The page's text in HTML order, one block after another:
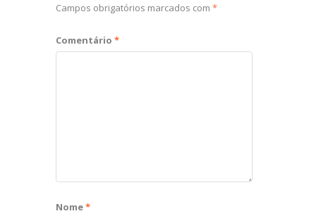
Campos obrigatórios marcados com *
Comentário *
Nome*